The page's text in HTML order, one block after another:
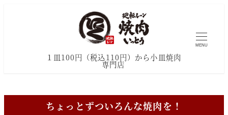
１皿100円（税込110円）から小皿焼肉
専門店
MENU
ちょっとずついろんな焼肉を！